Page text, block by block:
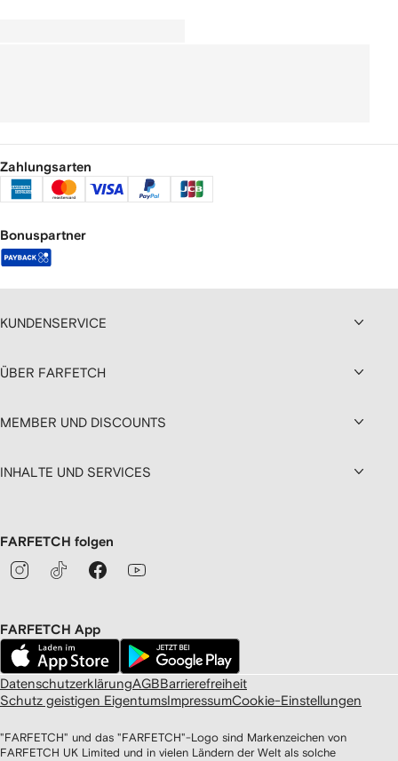
Zahlungsarten
Bonuspartner
KUNDENSERVICE
ÜBER FARFETCH
MEMBER UND DISCOUNTS
INHALTE UND SERVICES
FARFETCH folgen
FARFETCH App
DatenschutzerklärungAGBBarrierefreiheit
Schutz geistigen EigentumsImpressumCookie-Einstellungen
"FARFETCH" und das "FARFETCH"-Logo sind Markenzeichen von
FARFETCH UK Limited und in vielen Ländern der Welt als solche